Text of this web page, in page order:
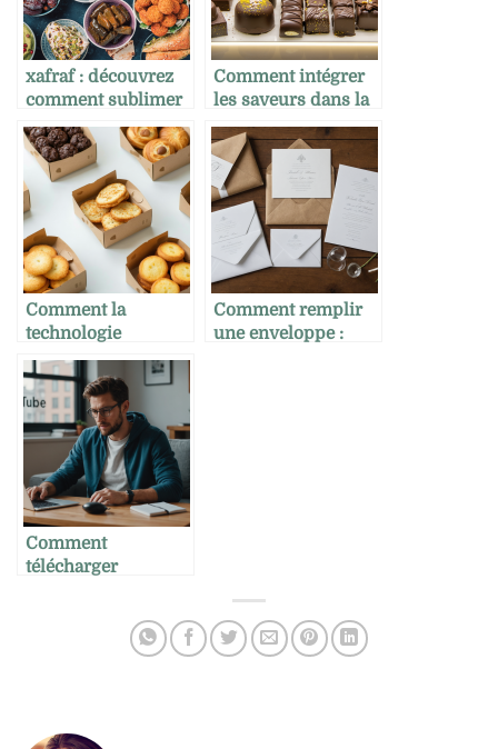
xafraf : découvrez
comment sublimer
vos plats grâce à ce
trésor culinaire
Comment intégrer
les saveurs dans la
stratégie
d’expérience client
Comment la
technologie
réinvente le
snacking
Comment remplir
une enveloppe :
Comment
télécharger
votre PC en 2025